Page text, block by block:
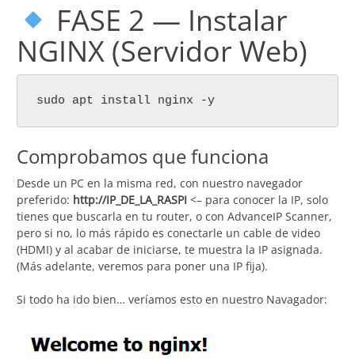
FASE 2 — Instalar
NGINX (Servidor Web)
sudo apt install nginx -y
Comprobamos que funciona
Desde un PC en la misma red, con nuestro navegador
preferido: http://IP_DE_LA_RASPI <– para conocer la IP, solo
tienes que buscarla en tu router, o con AdvanceIP Scanner,
pero si no, lo más rápido es conectarle un cable de video
(HDMI) y al acabar de iniciarse, te muestra la IP asignada.
(Más adelante, veremos para poner una IP fija).
Si todo ha ido bien… veríamos esto en nuestro Navagador: